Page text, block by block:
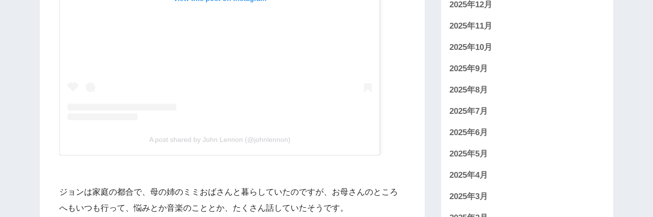
A post shared by John Lennon (@johnlennon)
ジョンは家庭の都合で、母の姉のミミおばさんと暮らしていたのですが、お母さんのところ
へもいつも行って、悩みとか音楽のこととか、たくさん話していたそうです。
2025年12月
2025年11月
2025年10月
2025年9月
2025年8月
2025年7月
2025年6月
2025年5月
2025年4月
2025年3月